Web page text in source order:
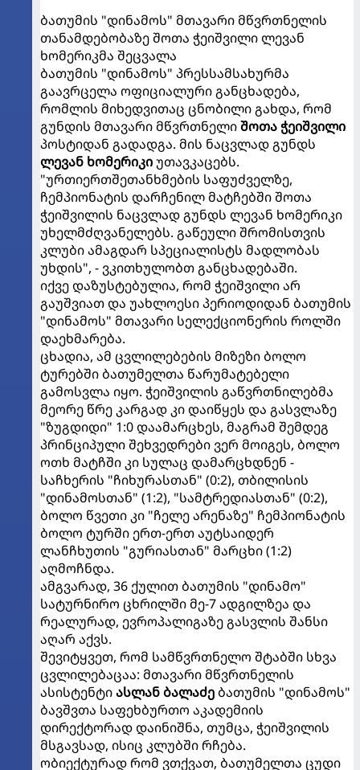
ბათუმის "დინამოს" მთავარი მწვრთნელის
თანამდებობაზე შოთა ჭეიშვილი ლევან
ხომერიკმა შეცვალა
ბათუმის "დინამოს" პრესსამსახურმა
გაავრცელა ოფიციალური განცხადება,
რომლის მიხედვითაც ცნობილი გახდა, რომ
გუნდის მთავარი მწვრთნელიშოთა ჭეიშვილი
პოსტიდან გადადგა. მის ნაცვლად გუნდს
ლევან ხომერიკიუთავკაცებს.
"ურთიერთშეთანხმების საფუძველზე,
ჩემპიონატის დარჩენილ მატჩებში შოთა
ჭეიშვილის ნაცვლად გუნდს ლევან ხომერიკი
უხელმძღვანელებს. გაწეული შრომისთვის
კლუბი ამაგდარ სპეციალისტს მადლობას
უხდის", - ვკითხულობთ განცხადებაში.
იქვე დაზუსტებულია, რომ ჭეიშვილი არ
გაუშვიათ და უახლოესი პერიოდიდან ბათუმის
"დინამოს" მთავარი სელექციონერის როლში
დაეხმარება.
ცხადია, ამ ცვლილებების მიზეზი ბოლო
ტურებში ბათუმელთა წარუმატებელი
გამოსვლა იყო. ჭეიშვილის გაწვრთნილებმა
მეორე წრე კარგად კი დაიწყეს და გასვლაზე
"ზუგდიდი" 1:0 დაამარცხეს, მაგრამ შემდეგ
პრინციპული შეხვედრები ვერ მოიგეს, ბოლო
ოთხ მატჩში კი სულაც დამარცხდნენ -
საჩხერის "ჩიხურასთან" (0:2), თბილისის
"დინამოსთან" (1:2), "სამტრედიასთან" (0:2),
ბოლო წვეთი კი "ჩელე არენაზე" ჩემპიონატის
ბოლო ტურში ერთ-ერთ აუტსაიდერ
ლანჩხუთის "გურიასთან" მარცხი (1:2)
აღმოჩნდა.
ამგვარად, 36 ქულით ბათუმის "დინამო"
სატურნირო ცხრილში მე-7 ადგილზეა და
რეალურად, ევროპალიგაზე გასვლის შანსი
აღარ აქვს.
შევიტყვეთ, რომ სამწვრთნელო შტაბში სხვა
ცვლილებაცაა: მთავარი მწვრთნელის
ასისტენტიასლან ბალაძებათუმის "დინამოს"
ბავშვთა საფეხბურთო აკადემიის
დირექტორად დაინიშნა, თუმცა, ჭეიშვილის
მსგავსად, ისიც კლუბში რჩება.
ობიექტურად რომ ვთქვათ, ბათუმელთა ცუდი